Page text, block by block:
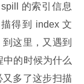
的索引信息
得到 index 文
这里，又遇到
的时候为什么
多了这步扫描